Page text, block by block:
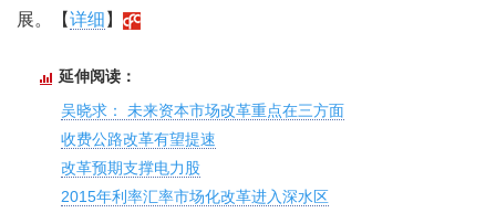
展。【详细 】
延伸阅读：
吴晓求： 未来资本市场改革重点在三方面
收费公路改革有望提速
改革预期支撑电力股
2015年利率汇率市场化改革进入深水区